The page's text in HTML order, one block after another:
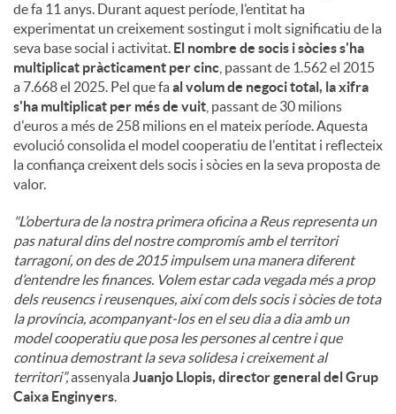
de fa 11 anys. Durant aquest període, l’entitat ha
experimentat un creixement sostingut i molt significatiu de la
seva base social i activitat. El nombre de socis i sòcies s'ha
multiplicat pràcticament per cinc , passant de 1.562 el 2015
a 7.668 el 2025. Pel que faal volum de negoci total, la xifra
s'ha multiplicat per més de vuit , passant de 30 milions
d'euros a més de 258 milions en el mateix període. Aquesta
evolució consolida el model cooperatiu de l'entitat i reflecteix
la confiança creixent dels socis i sòcies en la seva proposta de
valor.
"L’obertura de la nostra primera oficina a Reus representa un
pas natural dins del nostre compromís amb el territori
tarragoní, on des de 2015 impulsem una manera diferent
d’entendre les finances. Volem estar cada vegada més a prop
dels reusencs i reusenques, així com dels socis i sòcies de tota
la província, acompanyant-los en el seu dia a dia amb un
model cooperatiu que posa les persones al centre i que
continua demostrant la seva solidesa i creixement al
territori”,assenyalaJuanjo Llopis, director general del Grup
Caixa Enginyers.